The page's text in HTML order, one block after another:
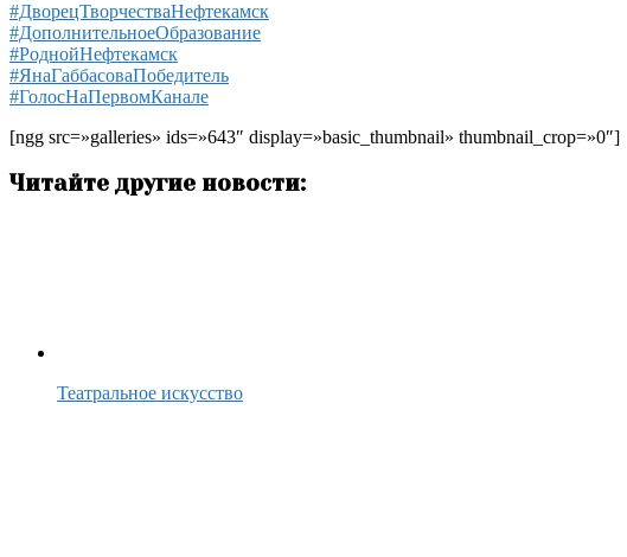
#ДворецТворчестваНефтекамск
#ДополнительноеОбразование
#РоднойНефтекамск
#ЯнаГаббасоваПобедитель
#ГолосНаПервомКанале
[ngg src=»galleries» ids=»643″ display=»basic_thumbnail» thumbnail_crop=»0″]
Читайте другие новости:
Театральное искусство